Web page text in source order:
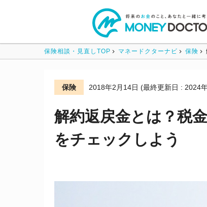
保険相談・見直しTOP マネードクターナビ 保険
保険 2018年2月14日 (最終更新日 : 2024
解約返戻金とは？税
をチェックしよう